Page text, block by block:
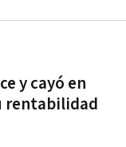
y cayó en
rentabilidad